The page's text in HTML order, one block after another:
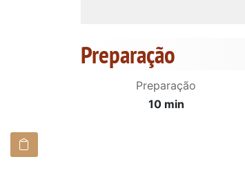
Preparação
Preparação
10 min